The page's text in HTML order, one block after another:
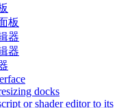
板
器
器
docks
or shader editor to its